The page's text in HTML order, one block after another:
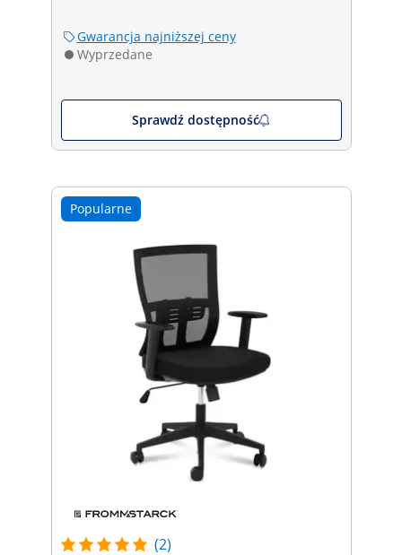
Gwarancja najniższej ceny
Wyprzedane
Sprawdź dostępność
Popularne
(2)